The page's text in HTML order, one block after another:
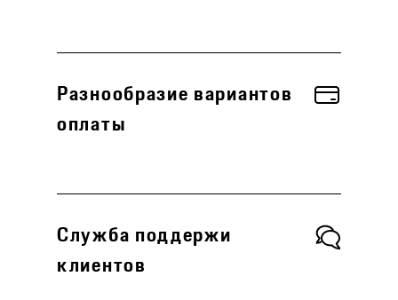
Разнообразие вариантов
оплаты
Служба поддержи
клиентов